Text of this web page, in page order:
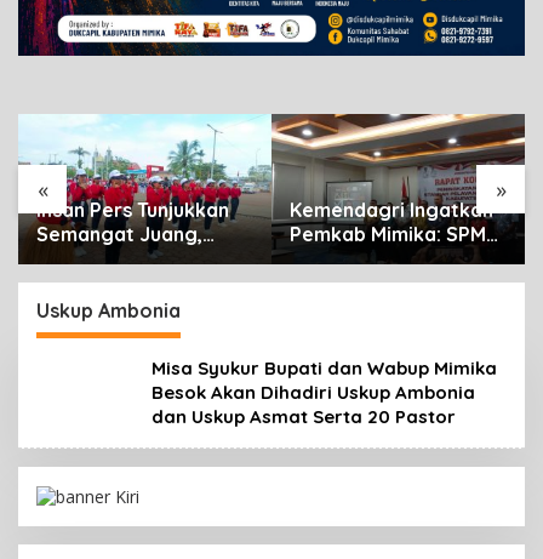
Asmat Serta 20 Pastor
Maret 28, 2025
« »
Jalan
81 RI
Kemendagri Ingatkan
Pemkab Mimika: SPM
Bukan Sekadar
Laporan, Tapi Wujud
Nyata Pelayanan
Rakyat
Warga Palang
Cenderawasih
Timika,
Eksekusi Lahan
Uskup Ambonia
Misa Syukur Bupati dan Wabup Mimika
Besok Akan Dihadiri Uskup Ambonia
dan Uskup Asmat Serta 20 Pastor